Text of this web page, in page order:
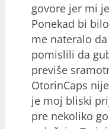
govore jer mi
Ponekad bi
me nateralo
pomislili da
previše
OtorinCaps
je moj bliski
pre nekoliko